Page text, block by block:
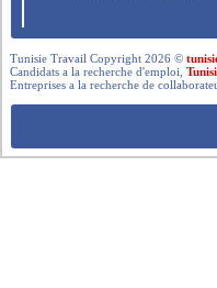
Tunisie Travail Copyright 2026 ©
Candidats a la recherche d'emploi,
Entreprises a la recherche de